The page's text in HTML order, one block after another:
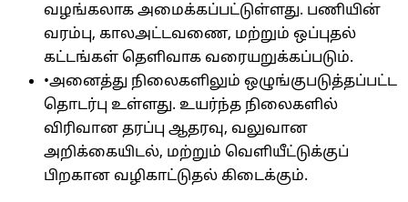
வழங்கலாக அமைக்கப்பட்டுள்ளது. பணியின்
வரம்பு, காலஅட்டவணை, மற்றும் ஒப்புதல்
கட்டங்கள் தெளிவாக வரையறுக்கப்படும்.
•அனைத்து நிலைகளிலும் ஒழுங்குபடுத்தப்பட்ட
தொடர்பு உள்ளது. உயர்ந்த நிலைகளில்
விரிவான தரப்பு ஆதரவு, வலுவான
அறிக்கையிடல், மற்றும் வெளியீட்டுக்குப்
பிறகான வழிகாட்டுதல் கிடைக்கும்.